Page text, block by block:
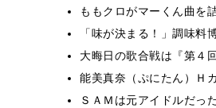
ももクロがマーくん曲
「味が決まる！」調味
大晦日の歌合戦は『第４
能美真奈（ぷにたん）Ｈ
ＳＡＭは元アイドルだっ